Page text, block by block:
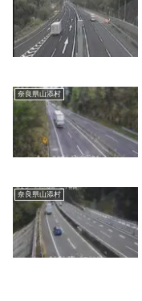
奈良県山添村
奈良県山添村